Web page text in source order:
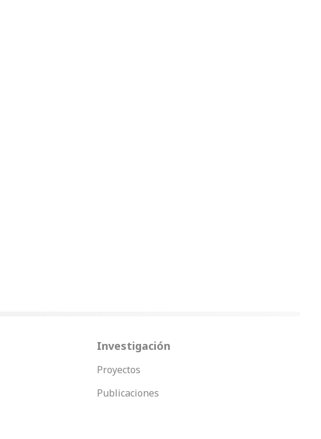
Investigación
Proyectos
Publicaciones